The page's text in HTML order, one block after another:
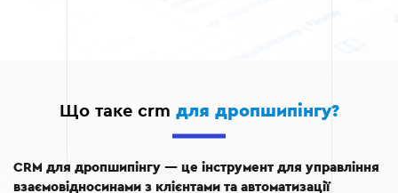
Що таке crm для дропшипінгу?
CRM для дропшипінгу — це інструмент для управління
взаємовідносинами з клієнтами та автоматизації